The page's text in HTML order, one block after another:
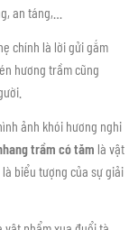
an táng,…
chính là lời gửi gắm
hương trầm cũng
ảnh khói hương nghi
trầm có tăm là vật
biểu tượng của sự giải